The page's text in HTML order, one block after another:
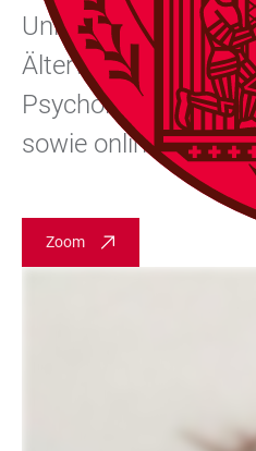
Universität für die
Älterwerden und
Psychologin Prof.
sowie online
Zoom